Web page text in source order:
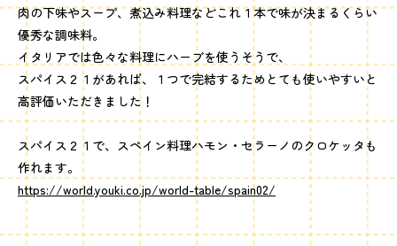
肉の下味やスープ、煮込み料理などこれ１本で味が決まるくらい
優秀な調味料。
イタリアでは色々な料理にハーブを使うそうで、
スパイス２１があれば、１つで完結するためとても使いやすいと
高評価いただきました！
スパイス２１で、スペイン料理ハモン・セラーノのクロケッタも
作れます。
https://world.youki.co.jp/world-table/spain02/